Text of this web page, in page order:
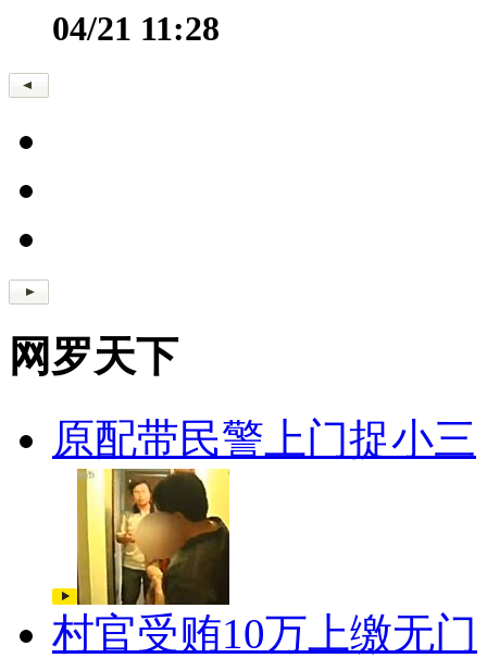
04/21 11:28
网罗天下
原配带民警上门捉小三
村官受贿10万上缴无门